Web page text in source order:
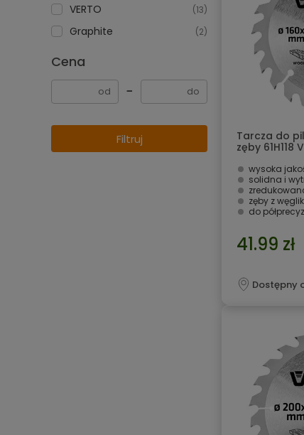
VERTO (13)
Graphite (2)
Cena
−
Filtruj
Tarcza do
zęby 61H118
wysoka
solidna i
zęby z
do
41.99 zł
Dostępny